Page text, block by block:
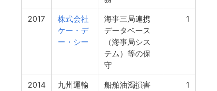
2017
株式会社
ケー・デ
ー・シー
海事三局連携
データベース
（海事局シス
テム）等の保
守
1
2014
九州運輸
船舶油濁損害
1